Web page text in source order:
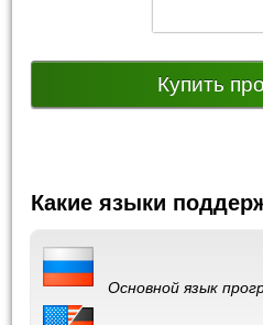
Купить
Какие языки
Основной язык